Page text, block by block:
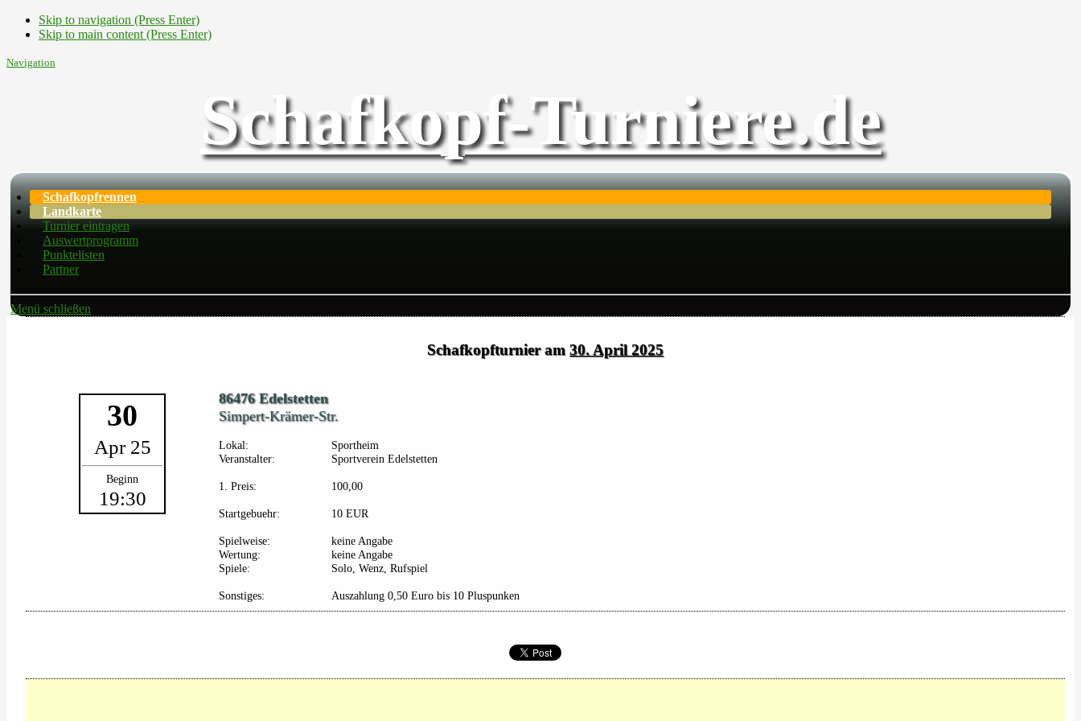
Skip to navigation (Press Enter)
Skip to main content (Press Enter)
Navigation
Schafkopf-Turniere.de
Schafkopfrennen
Landkarte
Turnier eintragen
Auswertprogramm
Punktelisten
Partner
Menü schließen
Schafkopfturnier am 30. April 2025
30
Apr 25
Beginn
19:30
86476 Edelstetten
Simpert-Krämer-Str.
Lokal:
Sportheim
Veranstalter:
Sportverein Edelstetten
1. Preis: 100,00
Startgebuehr: 10 EUR
Spielweise:
keine Angabe
Wertung:
keine Angabe
Spiele:
Solo, Wenz, Rufspiel
Sonstiges: Auszahlung 0,50 Euro bis 10 Pluspunken